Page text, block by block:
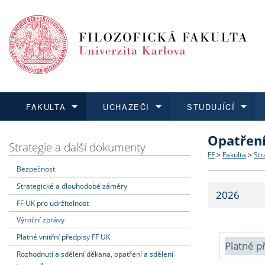
FAKULTA
Dozvědět se více
Struktura
Strategie
Fakultní
UCHAZEČI
Podat přihlášku
Co
Učitelské
STUDUJÍCÍ
Dozvědět se více
Dozvědět se více
O vědě a
Dozvědět se více
Aktuální
Strategie a další dokumenty
Bezpečnost
Strategické a dlouhodobé záměry
FF UK pro udržitelnost
Výroční zprávy
Platné vnitřní předpisy FF UK
Rozhodnutí a sdělení děkana, opatření a sdělení
FF > Fakulta >
2026
Platné